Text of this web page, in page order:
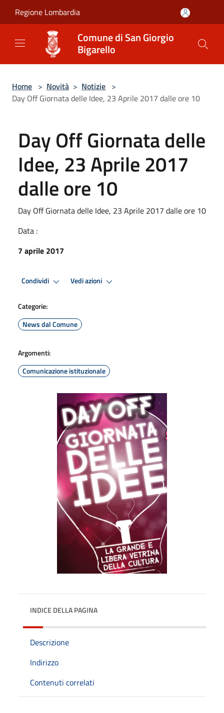
Regione Lombardia
Comune di San Giorgio
Bigarello
Home > Novità > Notizie >
Day Off Giornata delle Idee, 23 Aprile 2017 dalle ore 10
Day Off Giornata delle
Idee, 23 Aprile 2017
dalle ore 10
Day Off Giornata delle Idee, 23 Aprile 2017 dalle ore 10
Data :
7 aprile 2017
Condividi Vedi azioni
Categorie:
News dal Comune
Argomenti:
Comunicazione istituzionale
INDICE DELLA PAGINA
Descrizione
Indirizzo
Contenuti correlati